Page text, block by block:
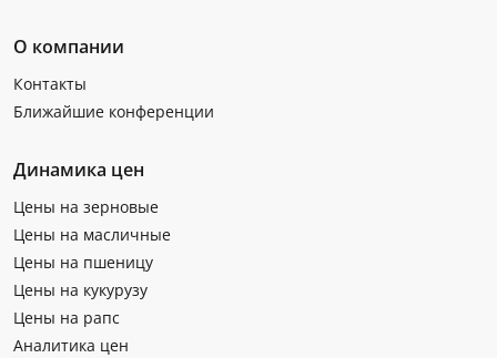
О компании
Контакты
Ближайшие конференции
Динамика цен
Цены на зерновые
Цены на масличные
Цены на пшеницу
Цены на кукурузу
Цены на рапс
Аналитика цен